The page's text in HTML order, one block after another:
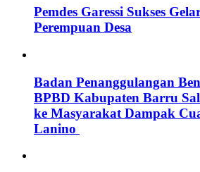
Pemdes Garessi Sukses
Perempuan Desa
Badan Penanggulangan
BPBD Kabupaten Barru
ke Masyarakat Dampak
Lanino